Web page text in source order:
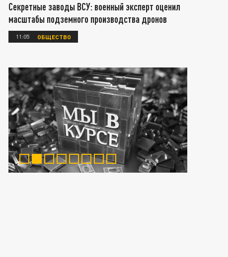
Секретные заводы ВСУ: военный эксперт оценил
масштабы подземного производства дронов
11:05 ОБЩЕСТВО